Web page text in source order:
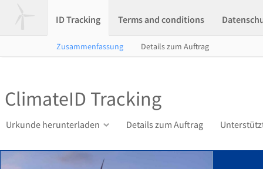
ID Tracking Terms and conditions
Zusammenfassung Details zum Auftrag
ClimateID Tracking
Urkunde herunterladen Details zum Auftrag